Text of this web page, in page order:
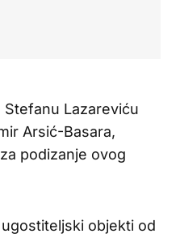
Lazareviću
Arsić-Basara,
podizanje ovog
objekti od